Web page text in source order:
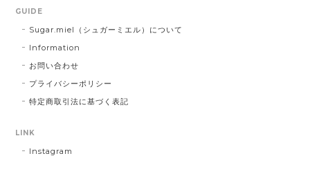
GUIDE
Sugar.miel（シュガーミエル）について
Information
お問い合わせ
プライバシーポリシー
特定商取引法に基づく表記
LINK
Instagram